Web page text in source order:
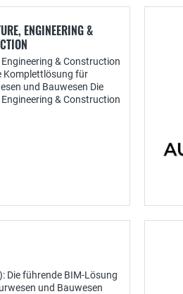
ENGINEERING &
& Construction
Komplettlösung für
und Bauwesen Die
& Construction
Die führende BIM-Lösung
und Bauwesen